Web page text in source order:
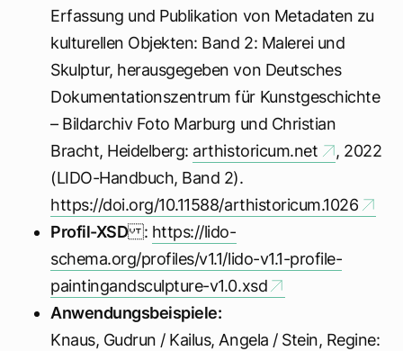
Erfassung und Publikation von Metadaten zu
kulturellen Objekten: Band 2: Malerei und
Skulptur, herausgegeben von Deutsches
Dokumentationszentrum für Kunstgeschichte
– Bildarchiv Foto Marburg und Christian
Bracht, Heidelberg: arthistoricum.net
, 2022
(LIDO-Handbuch, Band 2).
https://doi.org/10.11588/arthistoricum.1026
Profil-XSD: https://lido-
schema.org/profiles/v1.1/lido-v1.1-profile-
paintingandsculpture-v1.0.xsd
Anwendungsbeispiele:
Knaus, Gudrun / Kailus, Angela / Stein, Regine: